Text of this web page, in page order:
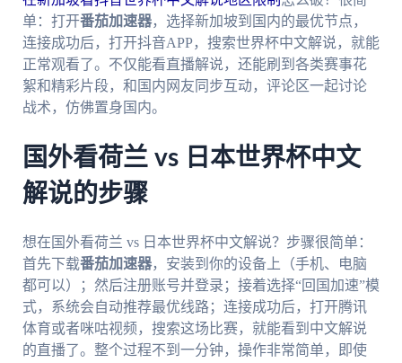
单：打开番茄加速器，选择新加坡到国内的最优节点，
连接成功后，打开抖音APP，搜索世界杯中文解说，就能
正常观看了。不仅能看直播解说，还能刷到各类赛事花
絮和精彩片段，和国内网友同步互动，评论区一起讨论
战术，仿佛置身国内。
国外看荷兰 vs 日本世界杯中文
解说的步骤
想在国外看荷兰 vs 日本世界杯中文解说？步骤很简单：
首先下载番茄加速器，安装到你的设备上（手机、电脑
都可以）；然后注册账号并登录；接着选择“回国加速”模
式，系统会自动推荐最优线路；连接成功后，打开腾讯
体育或者咪咕视频，搜索这场比赛，就能看到中文解说
的直播了。整个过程不到一分钟，操作非常简单，即使